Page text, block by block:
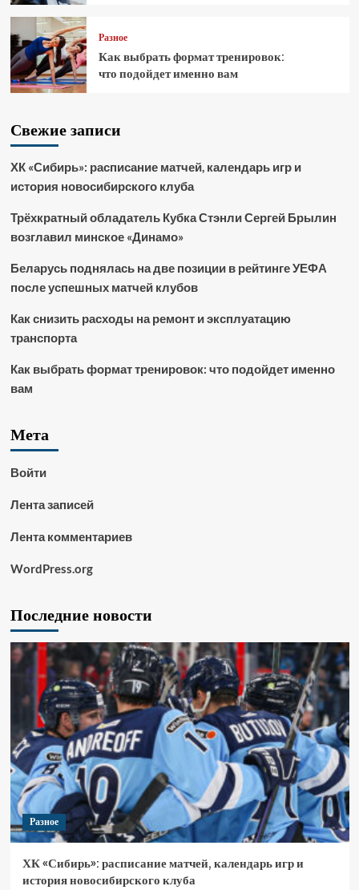
Разное
Как выбрать формат тренировок:
что подойдет именно вам
Свежие записи
ХК «Сибирь»: расписание матчей, календарь игр и
история новосибирского клуба
Трёхкратный обладатель Кубка Стэнли Сергей Брылин
возглавил минское «Динамо»
Беларусь поднялась на две позиции в рейтинге УЕФА
после успешных матчей клубов
Как снизить расходы на ремонт и эксплуатацию
транспорта
Как выбрать формат тренировок: что подойдет именно
вам
Мета
Войти
Лента записей
Лента комментариев
WordPress.org
Последние новости
Разное
ХК «Сибирь»: расписание матчей, календарь игр и
история новосибирского клуба